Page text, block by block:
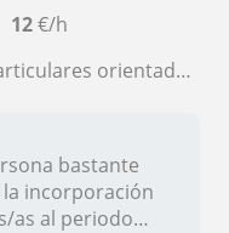
12€/h
orientadas a alumno/as de primaria
bastante
la incorporación
as al periodo